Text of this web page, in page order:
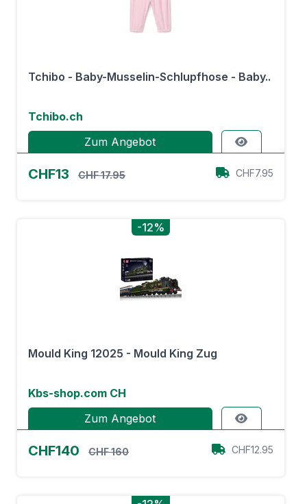
Tchibo - Baby-Musselin-Schlupfhose - Baby..
Tchibo.ch
Zum Angebot
CHF13 CHF 17.95 CHF7.95
-12%
Mould King 12025 - Mould King Zug
Kbs-shop.com CH
Zum Angebot
CHF140 CHF 160 CHF12.95